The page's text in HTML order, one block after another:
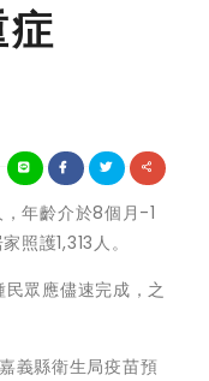
年齡介於8個月-1
護1,313人。
眾應儘速完成，之
義縣衛生局疫苗預